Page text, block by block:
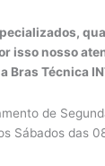
isso nosso
Bras Técnica
de
Sábados das